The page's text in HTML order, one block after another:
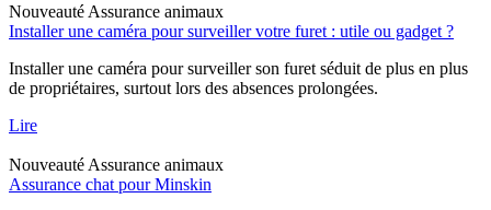
Nouveauté Assurance animaux
Installer une caméra pour surveiller votre furet : utile ou gadget ?
Installer une caméra pour surveiller son furet séduit de plus en plus
de propriétaires, surtout lors des absences prolongées.
Lire
Nouveauté Assurance animaux
Assurance chat pour Minskin